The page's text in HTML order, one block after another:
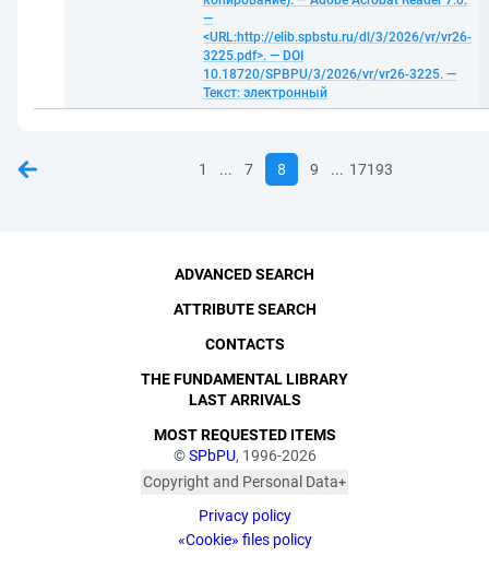
—
<URL:http://elib.spbstu.ru/dl/3/2026/vr/vr26-
3225.pdf>. — DOI
10.18720/SPBPU/3/2026/vr/vr26-3225. —
Текст: электронный
1 ... 7 8 9 ... 17193
©SPbPU, 1996-2026
Copyright and Personal Data
published with the
consent of the individuals
Privacy policy
«Cookie» files policy
ADVANCED SEARCH
ATTRIBUTE SEARCH
CONTACTS
THE FUNDAMENTAL LIBRARY
LAST ARRIVALS
MOST REQUESTED ITEMS